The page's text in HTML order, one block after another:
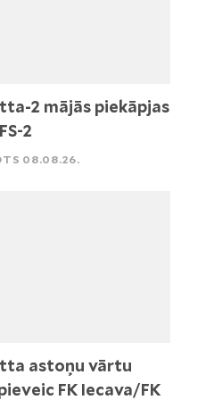
2 mājās piekāpjas
2
08.08.26.
astoņu vārtu
FK Iecava/FK